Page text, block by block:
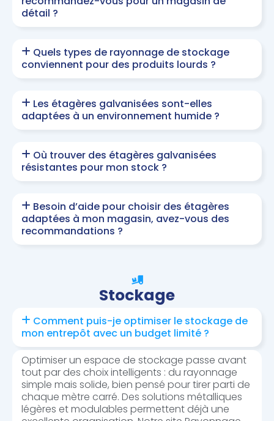
détail ?
Quels types de rayonnage de stockage
conviennent pour des produits lourds ?
Les étagères galvanisées sont-elles
adaptées à un environnement humide ?
Où trouver des étagères galvanisées
résistantes pour mon stock ?
Besoin d’aide pour choisir des étagères
adaptées à mon magasin, avez-vous des
recommandations ?
Stockage
Comment puis-je optimiser le stockage de
mon entrepôt avec un budget limité ?
Optimiser un espace de stockage passe avant
tout par des choix intelligents : du rayonnage
simple mais solide, bien pensé pour tirer parti de
chaque mètre carré. Des solutions métalliques
légères et modulables permettent déjà une